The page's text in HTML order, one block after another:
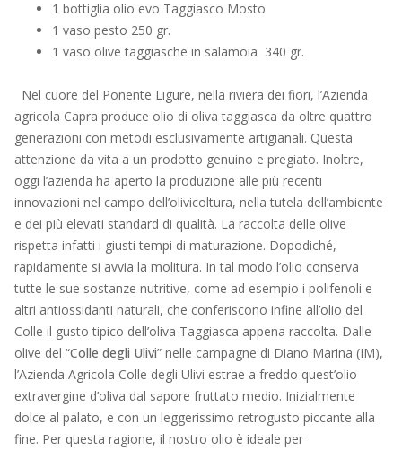
1 bottiglia olio evo Taggiasco Mosto
1 vaso pesto 250 gr.
1 vaso olive taggiasche in salamoia 340 gr.
Nel cuore del Ponente Ligure, nella riviera dei fiori, l’Azienda
agricola Capra produce olio di oliva taggiasca da oltre quattro
generazioni con metodi esclusivamente artigianali. Questa
attenzione da vita a un prodotto genuino e pregiato. Inoltre,
oggi l’azienda ha aperto la produzione alle più recenti
innovazioni nel campo dell’olivicoltura, nella tutela dell’ambiente
e dei più elevati standard di qualità. La raccolta delle olive
rispetta infatti i giusti tempi di maturazione. Dopodiché,
rapidamente si avvia la molitura. In tal modo l’olio conserva
tutte le sue sostanze nutritive, come ad esempio i polifenoli e
altri antiossidanti naturali, che conferiscono infine all’olio del
Colle il gusto tipico dell’oliva Taggiasca appena raccolta. Dalle
olive del “Colle degli Ulivi” nelle campagne di Diano Marina (IM),
l’Azienda Agricola Colle degli Ulivi estrae a freddo quest’olio
extravergine d’oliva dal sapore fruttato medio. Inizialmente
dolce al palato, e con un leggerissimo retrogusto piccante alla
fine. Per questa ragione, il nostro olio è ideale per